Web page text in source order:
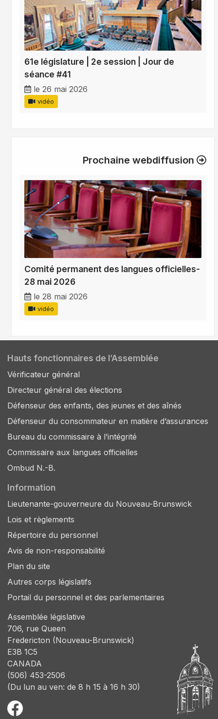
61e législature | 2e session | Jour de
séance #41
le 26 mai 2026
vidéo
Prochaine webdiffusion
Comité permanent des langues officielles-
28 mai 2026
le 28 mai 2026
vidéo
Hauts fonctionnaires de l’Assemblée
Vérificateur général
Directeur général des élections
Défenseur des enfants, des jeunes et des aînés
Défenseur du consommateur en matière d’assurances
Bureau du commissaire à l’intégrité
Commissaire aux langues officielles
Ombud N.-B.
Information
Lieutenante-gouverneure du Nouveau-Brunswick
Lois et règlements
Répertoire du personnel
Avis de non-responsabilité
Plan du site
Autres corps législatifs
Portail du personnel et des parlementaires
Assemblée législative
706, rue Queen
Fredericton (Nouveau-Brunswick)
E3B 1C5
CANADA
(506) 453-2506
(Du lun au ven: de 8 h 15 à 16 h 30)